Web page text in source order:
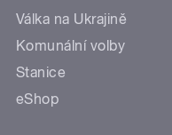
Válka na Ukrajině
Komunální volby
Stanice
eShop